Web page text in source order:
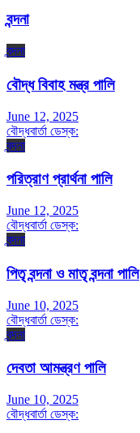
বন্দনা
বন্দনা
বৌদ্ধ বিবাহ মন্ত্র পালি
June 12, 2025
বৌদ্ধবার্তা ডেস্ক:
বন্দনা
পরিত্রাণ প্রার্থনা পালি
June 12, 2025
বৌদ্ধবার্তা ডেস্ক:
বন্দনা
পিতৃ বন্দনা ও মাতৃ বন্দনা পালি
June 10, 2025
বৌদ্ধবার্তা ডেস্ক:
বন্দনা
দেবতা আমন্ত্রণ পালি
June 10, 2025
বৌদ্ধবার্তা ডেস্ক: